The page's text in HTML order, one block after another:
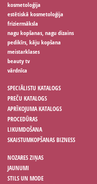
kosmetoloģija
estētiskā kosmetoloģija
friziermāksla
nagu kopšanas, nagu dizains
pedikīrs, kāju kopšana
meistarklases
beauty tv
vārdnīca
SPECIĀLISTU KATALOGS
PREČU KATALOGS
APRĪKOJUMA KATALOGS
PROCEDŪRAS
LIKUMDOŠANA
SKAISTUMKOPŠANAS BIZNESS
NOZARES ZIŅAS
JAUNUMI
STILS UN MODE